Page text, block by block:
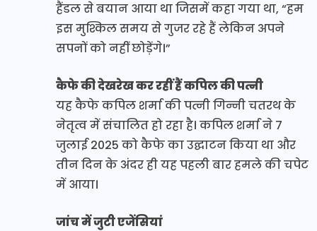
हैंडल से बयान आया था जिसमें कहा गया था, “हम
इस मुश्किल समय से गुजर रहे हैं लेकिन अपने
सपनों को नहीं छोड़ेंगे।”
कैफे की देखरेख कर रहीं हैं कपिल की पत्नी
यह कैफे कपिल शर्मा की पत्नी गिन्नी चतरथ के
नेतृत्व में संचालित हो रहा है। कपिल शर्मा ने 7
जुलाई 2025 को कैफे का उद्घाटन किया था और
तीन दिन के अंदर ही यह पहली बार हमले की चपेट
में आया।
जांच में जुटी एजेंसियां